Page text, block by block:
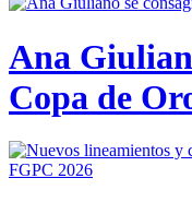
Ana
Copa de